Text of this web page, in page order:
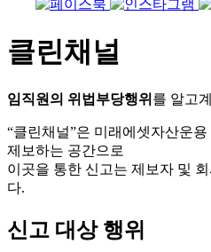
클린채널
임직원의 위법부당행위 를 알고
“클린채널”은 미래에셋자산운
제보하는 공간으로
이곳을 통한 신고는 제보자 및
다.
신고 대상 행위